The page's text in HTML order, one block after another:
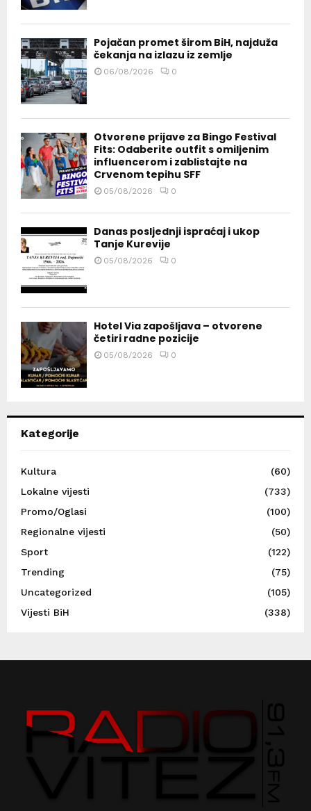
Pojačan promet širom BiH, najduža
čekanja na izlazu iz zemlje
06/08/2026 0
Otvorene prijave za Bingo Festival
Fits: Odaberite outfit s omiljenim
influencerom i zablistajte na
Crvenom tepihu SFF
05/08/2026 0
Danas posljednji ispraćaj i ukop
Tanje Kurevije
05/08/2026 0
Hotel Via zapošljava – otvorene
četiri radne pozicije
05/08/2026 0
Kategorije
Kultura
(60)
Lokalne vijesti
(733)
Promo/Oglasi
(100)
Regionalne vijesti
(50)
Sport
(122)
Trending
(75)
Uncategorized
(105)
Vijesti BiH
(338)